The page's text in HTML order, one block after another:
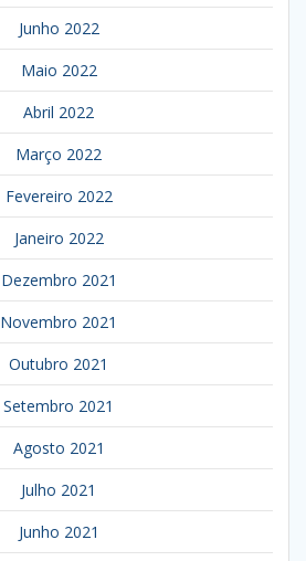
Junho 2022
Maio 2022
Abril 2022
Março 2022
Fevereiro 2022
Janeiro 2022
Dezembro 2021
Novembro 2021
Outubro 2021
Setembro 2021
Agosto 2021
Julho 2021
Junho 2021